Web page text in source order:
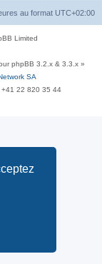
au format UTC+02:00
Limited
phpBB 3.2.x & 3.3.x »
SA
+41 22 820 35 44